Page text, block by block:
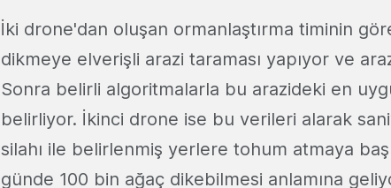
İki drone'dan oluşan ormanlaştırma timinin
dikmeye elverişli arazi taraması yapıyor ve
Sonra belirli algoritmalarla bu arazideki en
belirliyor. İkinci drone ise bu verileri alarak
silahı ile belirlenmiş yerlere tohum atmaya
günde 100 bin ağaç dikebilmesi anlamına